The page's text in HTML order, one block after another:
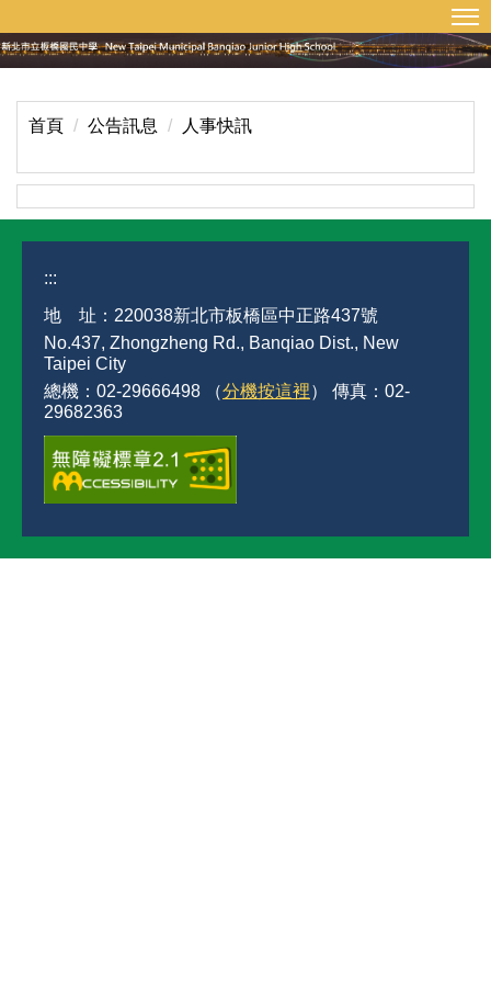
到
主
區
網站導覽
首頁 公告訊息 人事快訊
:::
地 址：220038新北市板橋區中正路437號
No.437, Zhongzheng Rd., Banqiao Dist., New
Taipei City
總機：02-29666498 （分機按這裡） 傳真：02-
29682363